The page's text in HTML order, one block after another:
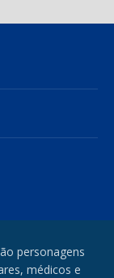
personagens
médicos e